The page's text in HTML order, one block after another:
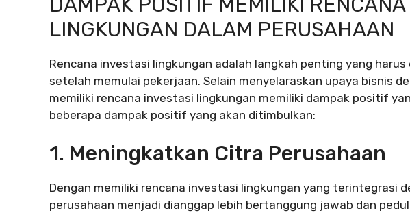
LINGKUNGAN DALAM PERUSAHAAN
Rencana investasi lingkungan adalah langkah penting yang
setelah memulai pekerjaan. Selain menyelaraskan upaya bisnis
memiliki rencana investasi lingkungan memiliki dampak positif
beberapa dampak positif yang akan ditimbulkan:
1. Meningkatkan Citra Perusahaan
Dengan memiliki rencana investasi lingkungan yang terintegrasi
perusahaan menjadi dianggap lebih bertanggung jawab dan